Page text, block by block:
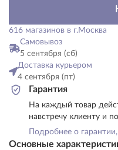
Основные
616 магазинов в г.Москва
Самовывоз
5 сентября (сб)
Доставка курьером
4 сентября (пт)
Гарантия
На каждый товар
навстречу клиенту и
Подробнее о